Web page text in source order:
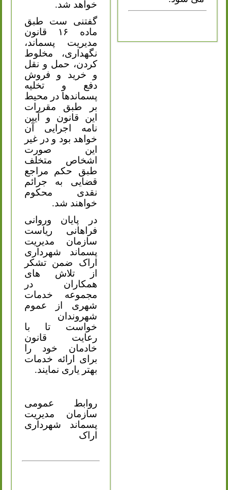
خواهد شد.
گفتنی ست طبق
ماده ۱۶ قانون
مدیریت پسماند،
نگهداری، مخلوط
کردن، حمل و نقل
و خرید و فروش
دفع و تخلیه
پسماندها در محیط
بر طبق مقررات
این قانون و آیین
نامه اجرایی آن
خواهد بود و در غیر
این صورت
اشخاص متخلف
طبق حکم مراجع
قضایی به جرائم
نقدی محکوم
خواهند شد.
در پایان وروانی
فراهانی ریاست
سازمان مدیریت
پسماند شهرداری
اراک ضمن تشکر
از تلاش های
همکاران در
مجموعه خدمات
شهری از عموم
شهروندان
خواست تا با
رعایت قانون
خادمان خود را
برای ارائه خدمات
بهتر یاری نمایند.
روابط عمومی
سازمان مدیریت
پسماند شهرداری
اراک